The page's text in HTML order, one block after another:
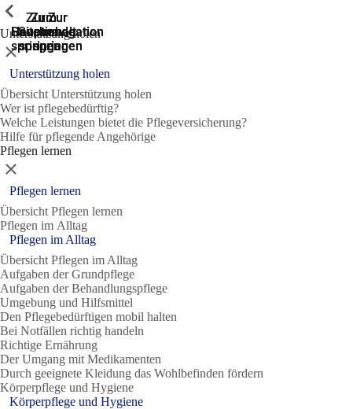
Zur
Suche
springen
Zur
Hauptnavigation
springen
Zur
Hauptnavigation
springen
Zum
Hauptinhalt
springen
Zum
Seitenende
springen
Unterstützung holen
Zeige vorherige
Schließen
Unterstützung holen
Übersicht Unterstützung holen
Wer ist pflegebedürftig?
Welche Leistungen bietet die Pflegeversicherung?
Hilfe für pflegende Angehörige
Pflegen lernen
Zeige vorherige
Schließen
Pflegen lernen
Übersicht Pflegen lernen
Pflegen im Alltag
Zeige vorherige
Pflegen im Alltag
Übersicht Pflegen im Alltag
Aufgaben der Grundpflege
Aufgaben der Behandlungspflege
Umgebung und Hilfsmittel
Den Pflegebedürftigen mobil halten
Bei Notfällen richtig handeln
Richtige Ernährung
Der Umgang mit Medikamenten
Durch geeignete Kleidung das Wohlbefinden fördern
Körperpflege und Hygiene
Zeige vorherige
Körperpflege und Hygiene
Zeige vorherige
Zeige vorherige
Zeige vorherige
Zeige vorherige
Zeige vorherige
Zeige vorherige
Zeige vorherige
Zeige vorherige